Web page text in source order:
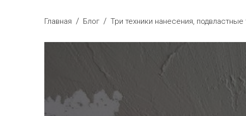
Главная / Блог / Три техники нанесения,